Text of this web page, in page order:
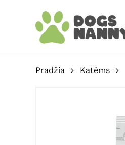
Pradžia Katėms